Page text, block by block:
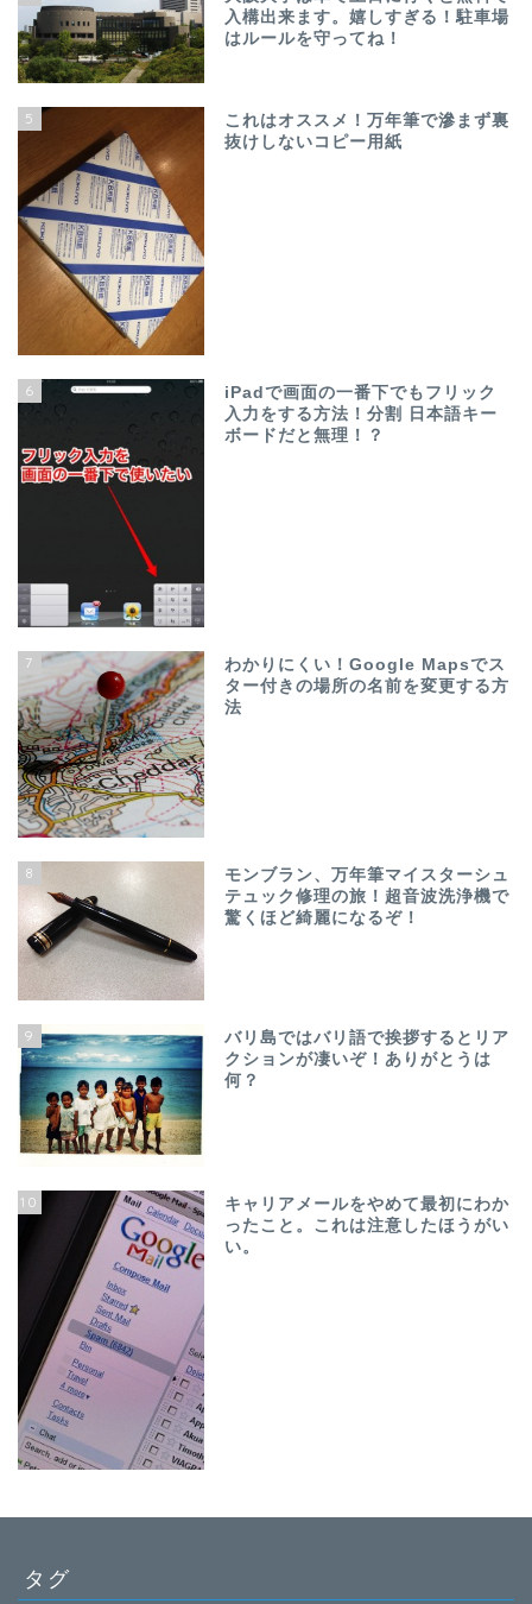
入構出来ます。嬉しすぎる！駐車場
はルールを守ってね！
5
これはオススメ！万年筆で滲まず裏
抜けしないコピー用紙
6
iPadで画面の一番下でもフリック
入力をする方法！分割 日本語キー
ボードだと無理！？
7
わかりにくい！Google Mapsでス
ター付きの場所の名前を変更する方
法
8
モンブラン、万年筆マイスターシュ
テュック修理の旅！超音波洗浄機で
驚くほど綺麗になるぞ！
9
バリ島ではバリ語で挨拶するとリア
クションが凄いぞ！ありがとうは
何？
10
キャリアメールをやめて最初にわか
ったこと。これは注意したほうがい
い。
タグ